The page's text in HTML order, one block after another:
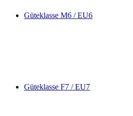
Güteklasse M6 / EU6
Güteklasse F7 / EU7